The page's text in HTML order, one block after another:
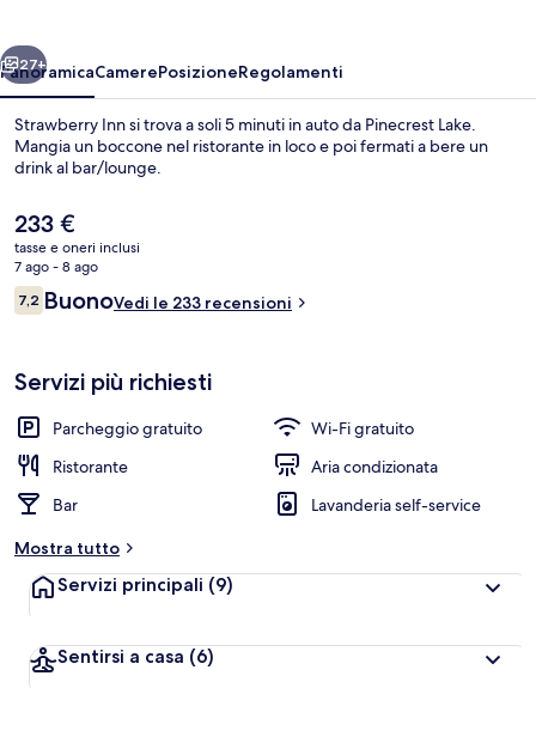
Avanti
27+
PanoramicaCamerePosizioneRegolamenti
Strawberry Inn si trova a soli 5 minuti in auto da Pinecrest Lake.
Mangia un boccone nel ristorante in loco e poi fermati a bere un
drink al bar/lounge.
Il
prezzo
attuale
è
233 €
233 €
tasse e oneri inclusi
7 ago - 8 ago
Recensioni
7,27,2 su 10
BuonoVedi le 233 recensioni
Servizi più richiesti
Parcheggio gratuito
Wi-Fi gratuito
Ristorante
Aria condizionata
Bar
Lavanderia self-service
Mostra tutto
Servizi principali (9)
Sentirsi a casa (6)